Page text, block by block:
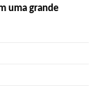
uma grande